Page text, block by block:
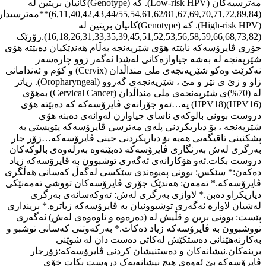
مەترسیەکان (Low-risk HPV). کە (Genotype)کانیان بریتین لە
(6,11,40,42,43,44/55,54,61,62/81,67,69,70,71,72,89,84)**مەترسیدارەکان
(High-risk HPV). کە (Genotype)کانیان بریتین لە
(16,18,26,31,33,35,39,45,51,52,53,56,58,59,66,68,73,82).زۆرێک
ڤایرۆسەکە نابێتە هۆی شێرپەنجە بەڵام هەندێکیان دەبێتە هۆی
لە بەشە جیاوازەکانی لەشدا ئەگەر زوو چارەسەر
نەکرێت وەکو شێرپەنجەی ملی منداڵدان (Cervix) و کۆم و ئەندامانی
زاو و زێ ی نێر و مێ ، شێرپەنجەی گەروو (Oropharyngeal). زیاتر
لە (70%)ی شێرپەنجەی ملی منداڵدان (Cervical Cancer) بەهۆی
(HPV16)(HPV18) یە…ئەو جۆرانەی ڤایرۆسەکە کە دەبێتە هۆی
بوونی بالوکەی ئاسای جیاوازن لەوانەی دەبنە هۆی
، بۆ دیاریکردنی پلەی مەترسی ڤایرۆسەکە پێویستی بە
تاقیگەیی هەیە بۆ دیاریکردنی جینی ڤایرۆسەکە…زۆر جار
لەش بەرنگاری ڤایرۆسەکە دەبێتەوە بەرلەوەی بالوکەکان
بکات.ئەو هۆکارانەی ئەگەری توشبوون بە ڤایرۆسەکە زیاد
سێکس: بوونی پەیوەندی سێکسی لەگەڵ کەسانی هەڵگری
تەمەن: هەندێک جۆری ڤایرۆسەکان تووشی تەمەنێکی
دەبن.* لاوازی بەرگری لەش: ئەوکەسانەی بەرگری
لاوازە ئەگەری توشبوونیان بە ڤایرۆسەکە زیاترە.* برینداری
بوونی برین و قڵیش لە (دەرەوە و ناوەوەی لەش) ئەگەری
بە ڤایرۆسەکە زیاد دەکات.* بەرکەوتنی کەسانی توشبو و
دەستکێش لەکاتی دەست دان لە شوێنی
و دەستنیشان کردنی ڤایرۆسەکە:زۆرجار
بێ ئەوەی هیچ نیشانەیەک دروست بکات خۆی